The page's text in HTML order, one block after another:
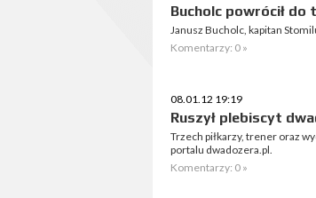
Bucholc powrócił do
Janusz Bucholc, kapitan
Komentarzy: 0 »
08.01.12 19:19
Ruszył plebiscyt
Trzech piłkarzy, trener oraz
portalu dwadozera.pl.
Komentarzy: 0 »